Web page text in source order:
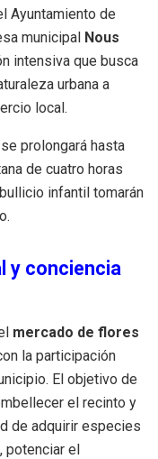
Ayuntamiento de
municipal Nous
intensiva que busca
urbana a
local.
prolongará hasta
de cuatro horas
infantil tomarán
y conciencia
mercado de flores
la participación
El objetivo de
el recinto y
de adquirir especies
potenciar el